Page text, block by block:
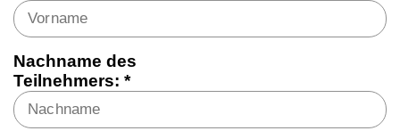
Nachname des
Teilnehmers: *